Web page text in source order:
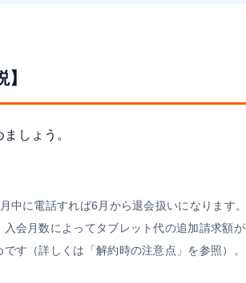
しょう。
に電話すれば6月から退会扱いになります。
会月数によってタブレット代の追加請求額が
す（詳しくは「解約時の注意点」を参照）。